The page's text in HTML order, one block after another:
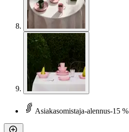
Asiakasomistaja-alennus-15 %